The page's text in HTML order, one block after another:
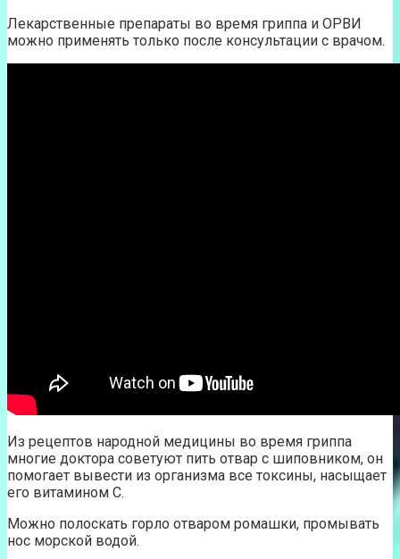
Лекарственные препараты во время гриппа и ОРВИ
можно применять только после консультации с врачом.
Из рецептов народной медицины во время гриппа
многие доктора советуют пить отвар с шиповником, он
помогает вывести из организма все токсины, насыщает
его витамином С.
Можно полоскать горло отваром ромашки, промывать
нос морской водой.